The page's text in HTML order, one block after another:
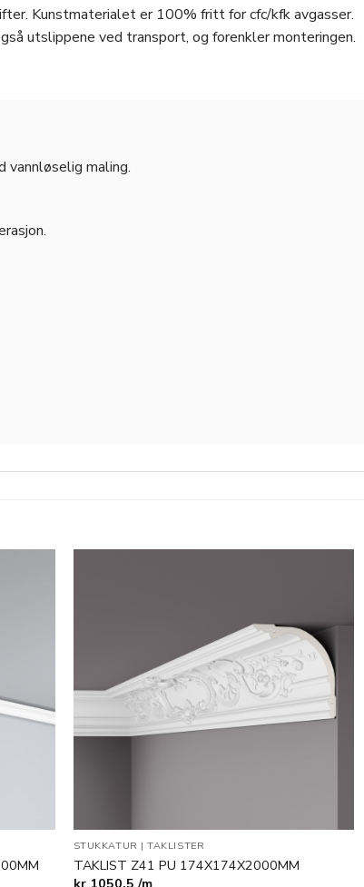
Kunstmaterialet er 100% fritt for cfc/kfk avgasser.
utslippene ved transport, og forenkler monteringen.
vannløselig maling.
i
ønskeliste
STUKKATUR |TAKLISTER
TAKLIST Z41 PU 174X174X2000MM